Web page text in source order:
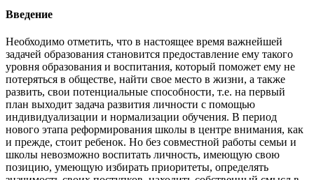
Введение
Необходимо отметить, что в настоящее время важнейшей
задачей образования становится предоставление ему такого
уровня образования и воспитания, который поможет ему не
потеряться в обществе, найти свое место в жизни, а также
развить, свои потенциальные способности, т.е. на первый
план выходит задача развития личности с помощью
индивидуализации и нормализации обучения. В период
нового этапа реформирования школы в центре внимания, как
и прежде, стоит ребенок. Но без совместной работы семьи и
школы невозможно воспитать личность, имеющую свою
позицию, умеющую избирать приоритеты, определять